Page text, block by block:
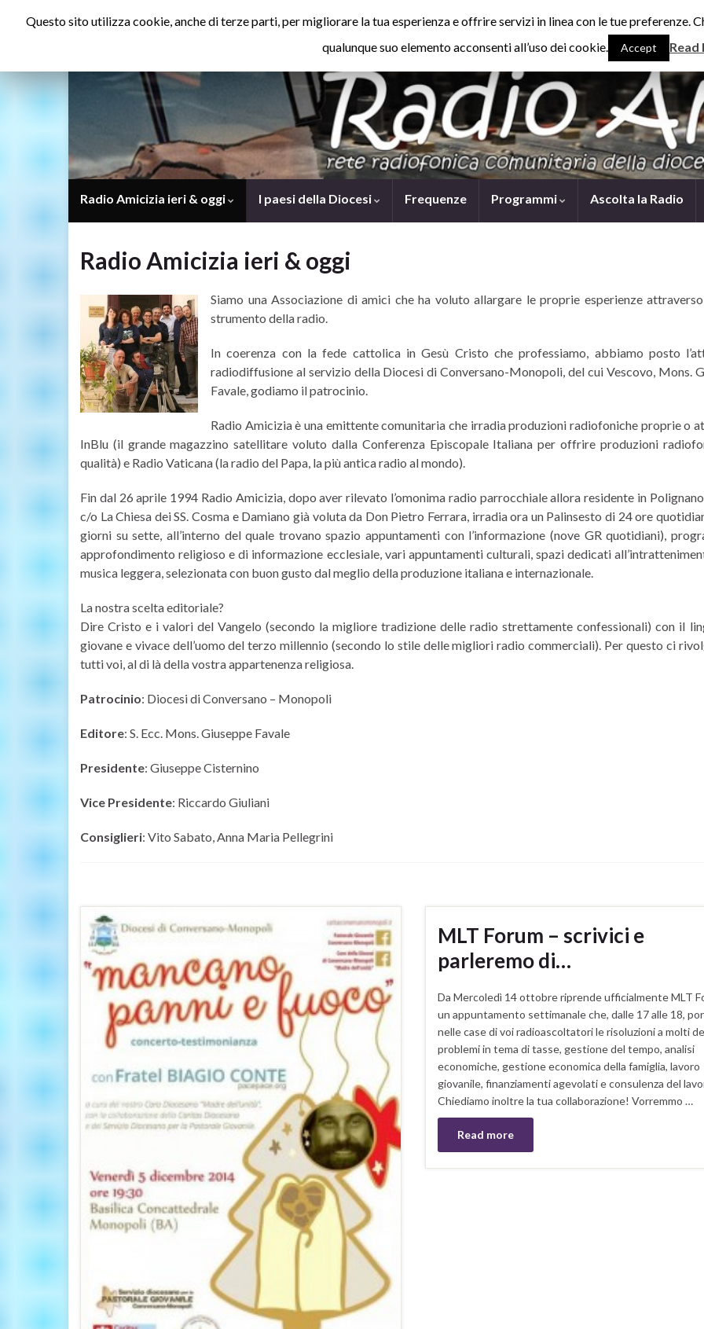
Radio Amicizia ieri & oggi I paesi della Diocesi Frequenze Programmi Ascolta la Radio
Radio Amicizia ieri & oggi
Siamo una Associazione di amici che ha voluto allargare le proprie esperienze attraverso
strumento della radio.
In coerenza con la fede cattolica in Gesù Cristo che professiamo, abbiamo posto
radiodiffusione al servizio della Diocesi di Conversano-Monopoli, del cui Vescovo, Mons.
Favale, godiamo il patrocinio.
Radio Amicizia è una emittente comunitaria che irradia produzioni radiofoniche proprie o
InBlu (il grande magazzino satellitare voluto dalla Conferenza Episcopale Italiana per offrire produzioni
qualità) e Radio Vaticana (la radio del Papa, la più antica radio al mondo).
Fin dal 26 aprile 1994 Radio Amicizia, dopo aver rilevato l’omonima radio parrocchiale allora residente in
c/o La Chiesa dei SS. Cosma e Damiano già voluta da Don Pietro Ferrara, irradia ora un Palinsesto di 24 ore
giorni su sette, all’interno del quale trovano spazio appuntamenti con l’informazione (nove GR quotidiani),
approfondimento religioso e di informazione ecclesiale, vari appuntamenti culturali, spazi dedicati
musica leggera, selezionata con buon gusto dal meglio della produzione italiana e internazionale.
La nostra scelta editoriale?
Dire Cristo e i valori del Vangelo (secondo la migliore tradizione delle radio strettamente confessionali) con il
giovane e vivace dell’uomo del terzo millennio (secondo lo stile delle migliori radio commerciali). Per questo ci
tutti voi, al di là della vostra appartenenza religiosa.
Patrocinio: Diocesi di Conversano – Monopoli
Editore: S. Ecc. Mons. Giuseppe Favale
Presidente: Giuseppe Cisternino
Vice Presidente: Riccardo Giuliani
Consiglieri: Vito Sabato, Anna Maria Pellegrini
MLT Forum – scrivici e
parleremo di…
Da Mercoledì 14 ottobre riprende ufficialmente MLT
un appuntamento settimanale che, dalle 17 alle 18,
nelle case di voi radioascoltatori le risoluzioni a molti
problemi in tema di tasse, gestione del tempo, analisi
economiche, gestione economica della famiglia, lavoro
giovanile, finanziamenti agevolati e consulenza del
Chiediamo inoltre la tua collaborazione! Vorremmo …
Read more
Questo sito utilizza cookie, anche di terze parti, per migliorare la tua esperienza e offrire servizi in linea con le tue preferenze.
qualunque suo elemento acconsenti all’uso dei cookie.
Accept Read